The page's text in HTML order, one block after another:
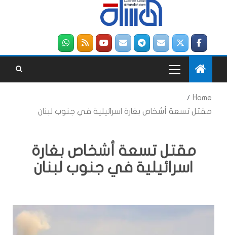
Home
مقتل تسعة أشخاص بغارة اسرائيلية في جنوب لبنان
مقتل تسعة أشخاص بغارة
اسرائيلية في جنوب لبنان